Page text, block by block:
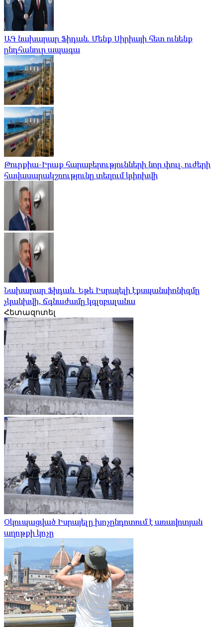
ԱԳ նախարար Ֆիդան. Մենք Սիրիայի հետ ունենք
ընդհանուր ապագա
Թուրքիա-Իրաք հարաբերությունների նոր փուլ. ուժերի
հավասարակշռությունը տեղում կփոխվի
Նախարար Ֆիդան. Եթե Իսրայելի էքսպանսիոնիզմը
չկանխվի, ճգնաժամը կգլոբալանա
Հետազոտել
Օկուպացված Իսրայելը խոչընդոտում է առավոտյան
աղոթքի կոչը